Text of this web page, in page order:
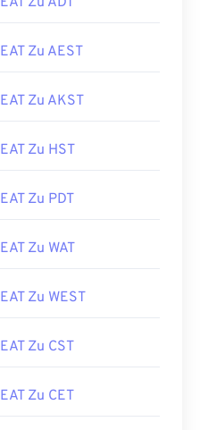
EAT Zu AEST
EAT Zu AKST
EAT Zu HST
EAT Zu PDT
EAT Zu WAT
EAT Zu WEST
EAT Zu CST
EAT Zu CET